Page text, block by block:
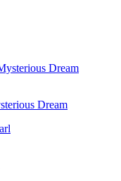
Dream